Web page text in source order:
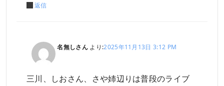
返信
名無しさん より:2025年11月13日 3:12 PM
三川、しおさん、さや姉辺りは普段のライブ